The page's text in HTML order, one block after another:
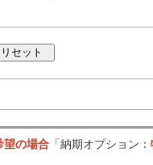
望の場合 「納期オプション：